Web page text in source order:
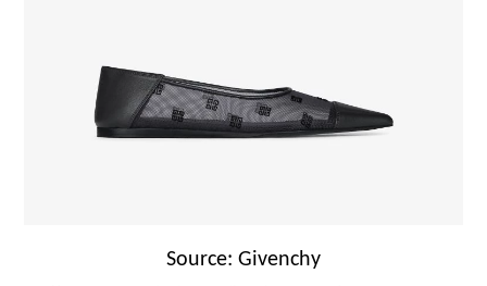
Source: Givenchy